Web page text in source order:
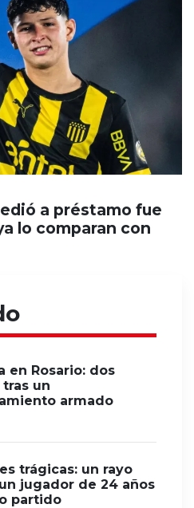
a préstamo fue
lo comparan con
en Rosario: dos
un
armado
trágicas: un rayo
jugador de 24 años
partido